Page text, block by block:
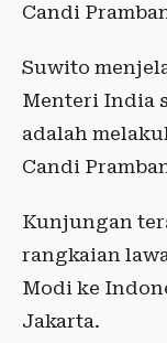
Candi
Suwito
Menteri India
adalah
Candi
Kunjungan
rangkaian
Modi ke
Jakarta.